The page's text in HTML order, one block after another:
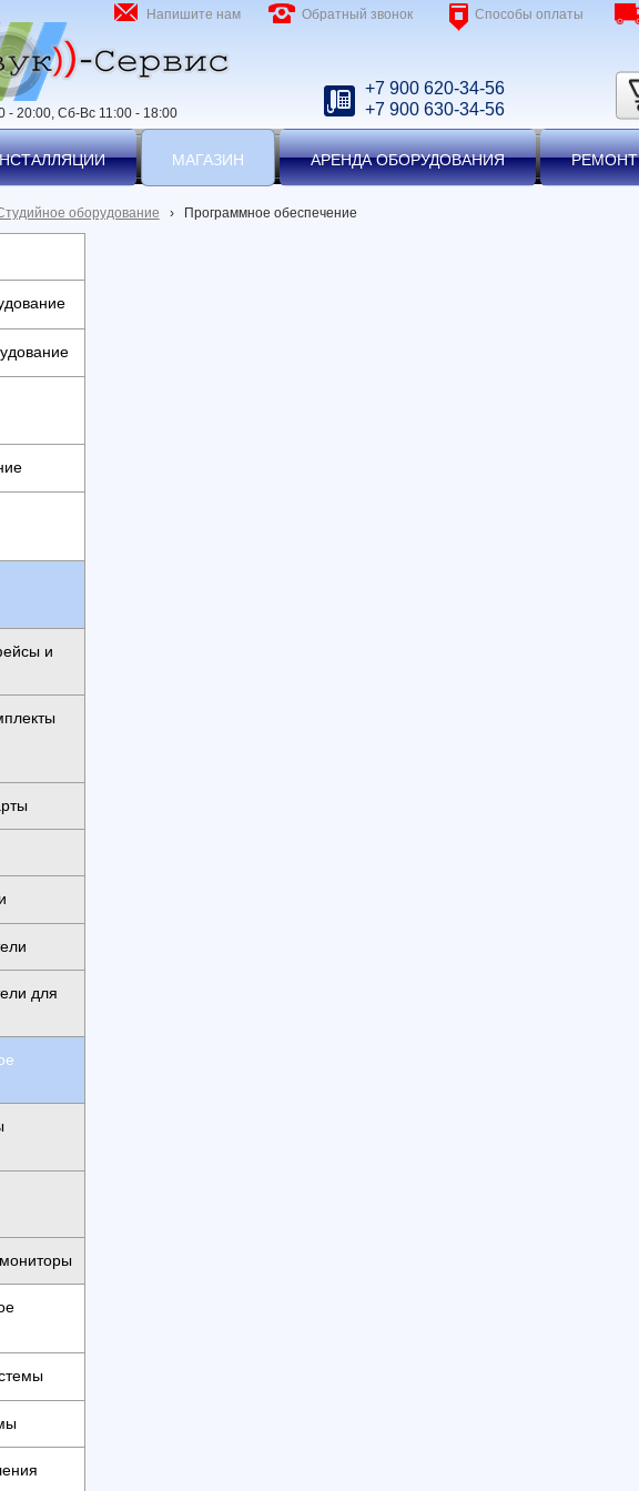
- 20:00, Сб-Вс 11:00 - 18:00
Обратный звонок
+7 900 630-34-56
Напишите нам
+7 900 620-34-56
Способы оплаты
МАГАЗИН АРЕНДА ОБОРУДОВАНИЯ РЕМОНТ
оборудование › Программное обеспечение
и
для